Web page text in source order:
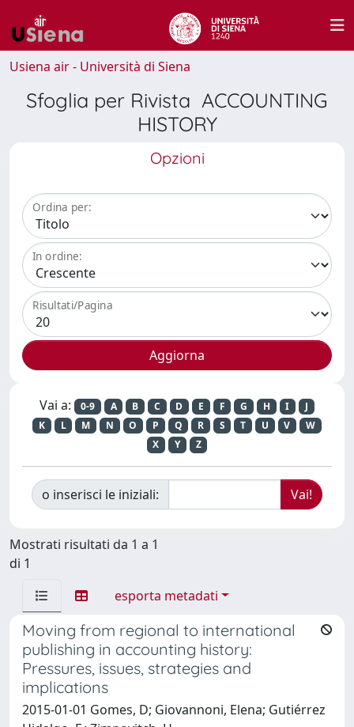
Usiena air - Università di Siena
Sfoglia per Rivista ACCOUNTING
HISTORY
Opzioni
Ordina per:
In ordine:
Risultati/Pagina
Vai a: 0-9 A B C D E F G H I
J
K
L M N O P Q R S T U V
W
X
Y Z
o inserisci le iniziali:
Mostrati risultati da 1 a 1
di 1
esporta metadati
Moving from regional to international
publishing in accounting history:
Pressures, issues, strategies and
implications
2015-01-01 Gomes, D; Giovannoni, Elena; Gutiérrez